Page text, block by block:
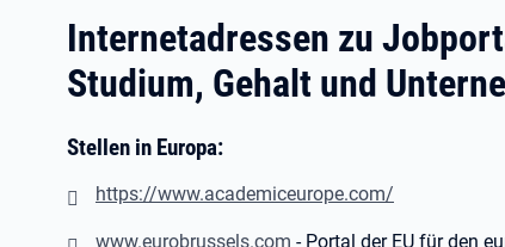
Internetadressen zu
Studium, Gehalt und
Stellen in Europa:
https://www.academiceurope.com/
www.eurobrussels.com - Portal der EU für den